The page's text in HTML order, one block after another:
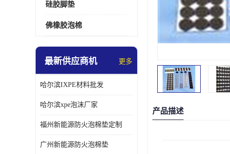
硅胶脚垫
佛橡胶泡棉
最新供应商机 更多
哈尔滨IXPE材料批发
哈尔滨xpe泡沫厂家
福州新能源防火泡棉垫定制
广州新能源防火泡棉垫
产品描述